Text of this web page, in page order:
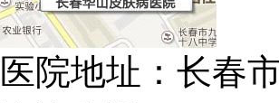
医院地址：长春